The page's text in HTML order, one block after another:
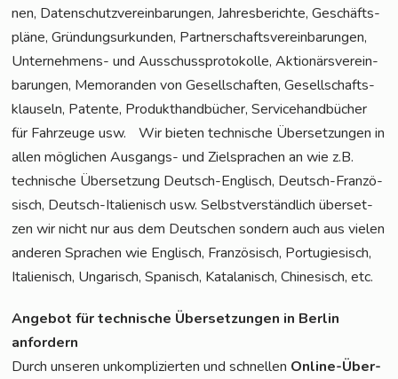
nen, Daten­schutz­ver­ein­ba­run­gen, Jah­res­be­rich­te, Geschäfts­
plä­ne, Grün­dungs­ur­kun­den, Part­ner­schafts­ver­ein­ba­run­gen,
Unter­neh­mens- und Aus­schuss­pro­to­kol­le, Aktio­närs­ver­ein­
ba­run­gen, Memo­ran­den von Gesell­schaf­ten, Gesell­schafts­
klau­seln, Paten­te, Pro­dukt­hand­bü­cher, Ser­vice­hand­bü­cher
für Fahr­zeu­ge usw. Wir bie­ten tech­ni­sche Über­set­zun­gen in
allen mög­li­chen Aus­gangs- und Ziel­spra­chen an wie z.B.
tech­ni­sche Über­set­zung Deutsch-Eng­lisch, Deutsch-Fran­zö­
sisch, Deutsch-Ita­lie­nisch usw. Selbst­ver­ständ­lich über­set­
zen wir nicht nur aus dem Deut­schen son­dern auch aus vie­len
ande­ren Spra­chen wie Eng­lisch, Fran­zö­sisch, Por­tu­gie­sisch,
Ita­lie­nisch, Unga­risch, Spa­nisch, Kata­la­nisch, Chi­ne­sisch, etc.
Ange­bot für tech­ni­sche Über­set­zun­gen in Ber­lin
anfordern
Durch unse­ren unkom­pli­zier­ten und schnel­len Online-Über­